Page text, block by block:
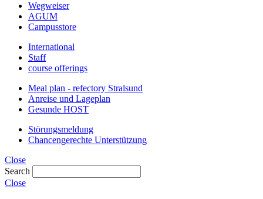
Wegweiser
AGUM
Campusstore
International
Staff
course offerings
Meal plan - refectory Stralsund
Anreise und Lageplan
Gesunde HOST
Störungsmeldung
Chancengerechte Unterstützung
Close
Search
Close